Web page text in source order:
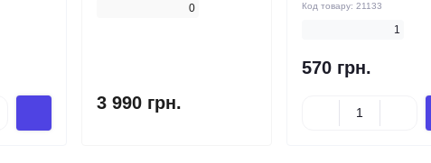
0
3 990 грн.
Код товару: 21133
1
570 грн.